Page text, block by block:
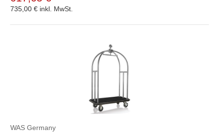
735,00 € inkl. MwSt.
WAS Germany